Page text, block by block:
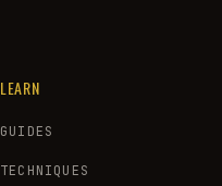
LEARN
GUIDES
TECHNIQUES